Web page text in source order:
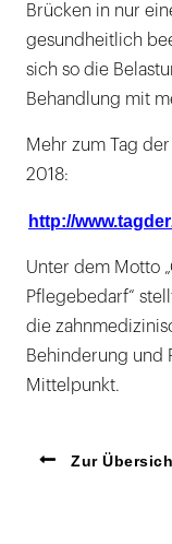
Brücken in nur
gesundheitlich
sich so die
Behandlung mit
Mehr zum Tag
2018:
http://
Unter dem Motto
Pflegebedarf“
die
Behinderung und
Mittelpunkt.
Zur